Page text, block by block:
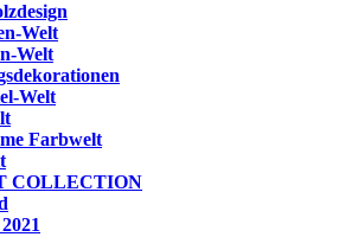
Welt
Welt
Welt
Farbwelt
COLLECTION